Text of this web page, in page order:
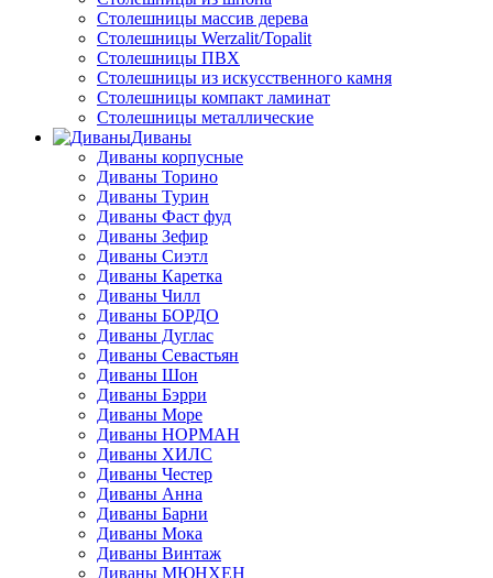
Столешницы массив дерева
Столешницы Werzalit/Topalit
Столешницы ПВХ
Столешницы из искусственного камня
Столешницы компакт ламинат
Столешницы металлические
Диваны
Диваны корпусные
Диваны Торино
Диваны Турин
Диваны Фаст фуд
Диваны Зефир
Диваны Сиэтл
Диваны Каретка
Диваны Чилл
Диваны БОРДО
Диваны Дуглас
Диваны Севастьян
Диваны Шон
Диваны Бэрри
Диваны Море
Диваны НОРМАН
Диваны ХИЛС
Диваны Честер
Диваны Анна
Диваны Барни
Диваны Мока
Диваны Винтаж
Диваны МЮНХЕН